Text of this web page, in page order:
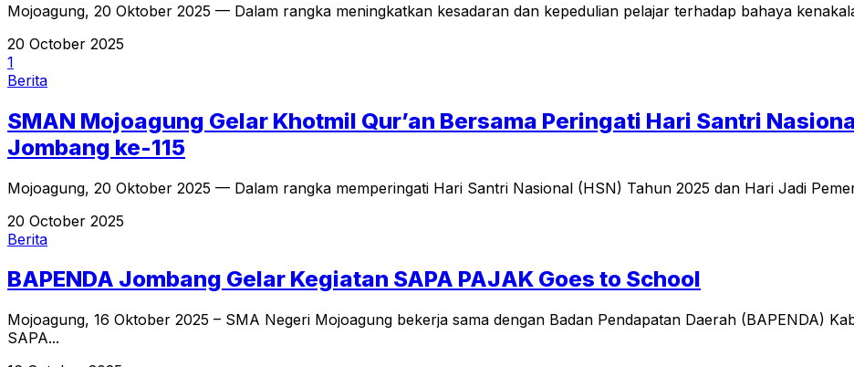
Mojoagung, 20 Oktober 2025 — Dalam rangka meningkatkan kesadaran dan kepedulian pelajar terhadap bahaya
20 October 2025
1
Berita
SMAN Mojoagung Gelar Khotmil Qur’an Bersama Peringati Hari Santri
Jombang ke-115
Mojoagung, 20 Oktober 2025 — Dalam rangka memperingati Hari Santri Nasional (HSN) Tahun 2025 dan Hari Jadi
20 October 2025
Berita
BAPENDA Jombang Gelar Kegiatan SAPA PAJAK Goes to School
Mojoagung, 16 Oktober 2025 – SMA Negeri Mojoagung bekerja sama dengan Badan Pendapatan Daerah (BAPENDA)
SAPA...